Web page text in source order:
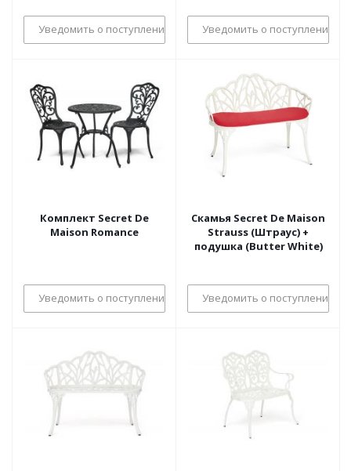
Уведомить о поступлении Уведомить о поступлении
Комплект Secret De
Maison Romance
Уведомить о поступлении
Скамья Secret De Maison
Strauss (Штраус) +
подушка (Butter White)
Уведомить о поступлении